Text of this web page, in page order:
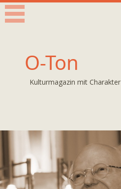
O-Ton
Kulturmagazin mit Charakter